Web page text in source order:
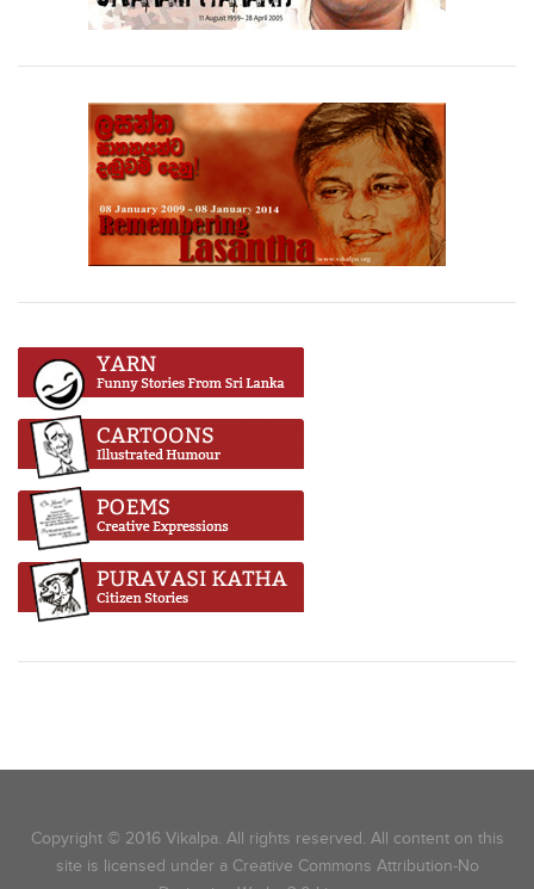
Copyright © 2016 Vikalpa. All rights reserved. All content on this
site is licensed under a Creative Commons Attribution-No